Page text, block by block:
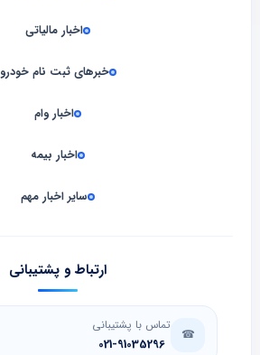
اخبار مالیاتی
خبرهای ثبت نام خودرو
اخبار وام
اخبار بیمه
سایر اخبار مهم
ارتباط و پشتیبانی
☎
تماس با پشتیبانی
021-91035296